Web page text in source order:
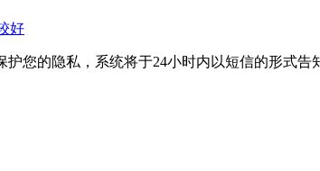
好
护您的隐私，系统将于24小时内以短信的形式告